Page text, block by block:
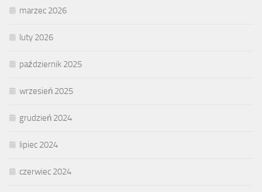
marzec 2026
luty 2026
październik 2025
wrzesień 2025
grudzień 2024
lipiec 2024
czerwiec 2024